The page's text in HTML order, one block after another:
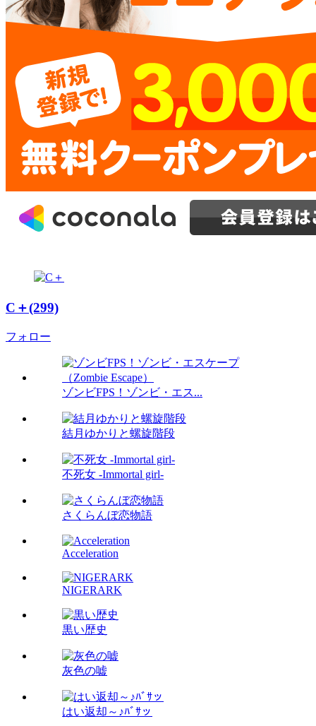
C＋(299)
フォロー
ゾンビFPS！ゾンビ・エス...
結月ゆかりと螺旋階段
不死女 -Immortal girl-
さくらんぼ恋物語
Acceleration
NIGERARK
黒い歴史
灰色の嘘
はい返却～♪ﾊﾞｻッ